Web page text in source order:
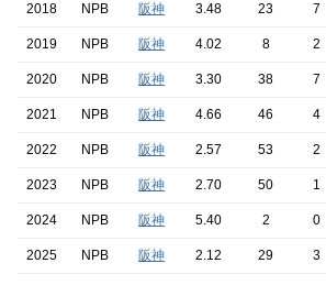
2018 NPB 阪神 3.48 23 7
2019 NPB 阪神 4.02 8 2
2020 NPB 阪神 3.30 38 7
2021 NPB 阪神 4.66 46 4
2022 NPB 阪神 2.57 53 2
2023 NPB 阪神 2.70 50 1
2024 NPB 阪神 5.40 2 0
2025 NPB 阪神 2.12 29 3